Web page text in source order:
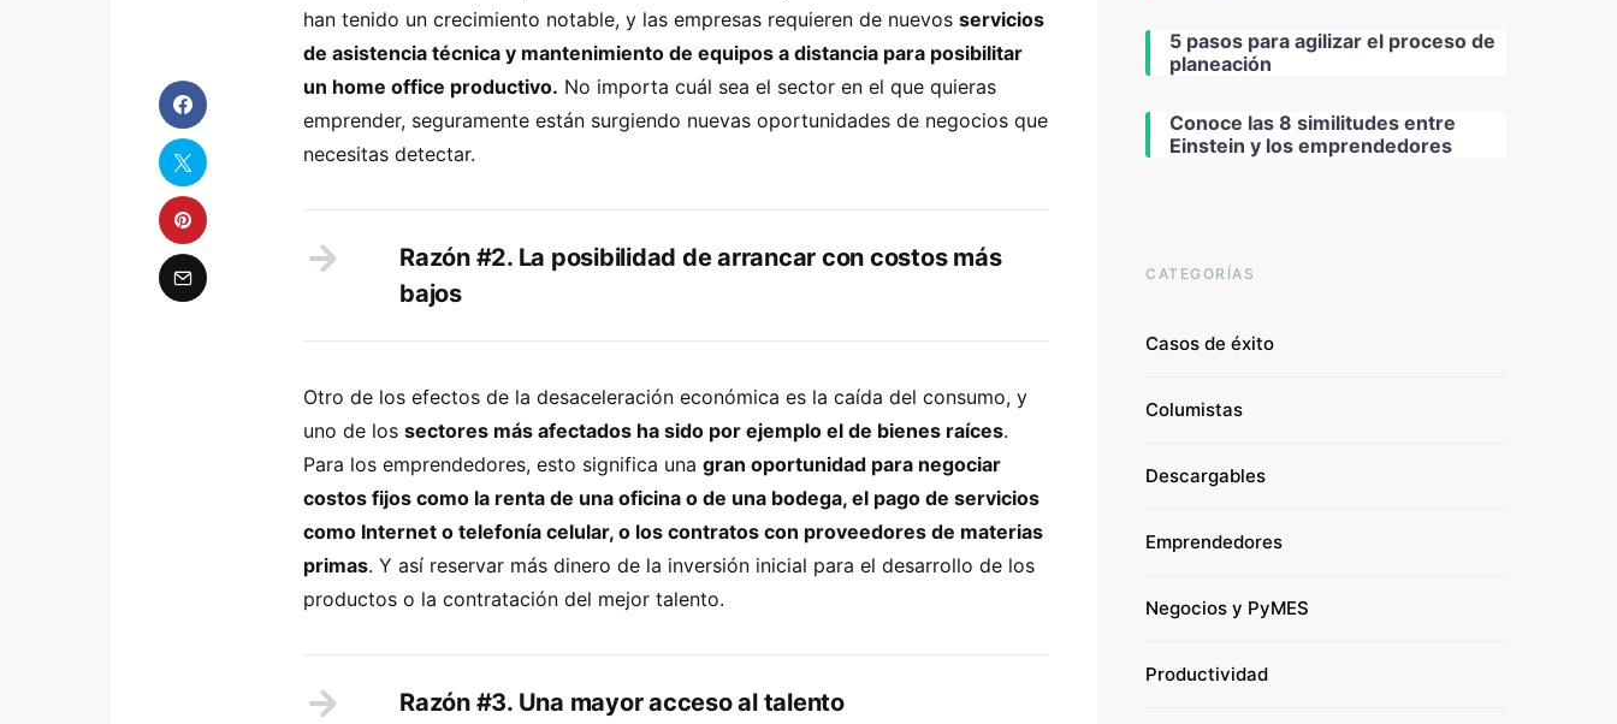
han tenido un crecimiento notable, y las empresas requieren de nuevos servicios
de asistencia técnica y mantenimiento de equipos a distancia para posibilitar
un home office productivo. No importa cuál sea el sector en el que quieras
emprender, seguramente están surgiendo nuevas oportunidades de negocios que
necesitas detectar.
Razón #2. La posibilidad de arrancar con costos más
bajos
Otro de los efectos de la desaceleración económica es la caída del consumo, y
uno de los sectores más afectados ha sido por ejemplo el de bienes raíces.
Para los emprendedores, esto significa una gran oportunidad para negociar
costos fijos como la renta de una oficina o de una bodega, el pago de servicios
como Internet o telefonía celular, o los contratos con proveedores de materias
primas. Y así reservar más dinero de la inversión inicial para el desarrollo de los
productos o la contratación del mejor talento.
Razón #3. Una mayor acceso al talento
5 pasos para agilizar el proceso de
planeación
Conoce las 8 similitudes entre
Einstein y los emprendedores
CATEGORÍAS
Casos de éxito
Columistas
Descargables
Emprendedores
Negocios y PyMES
Productividad